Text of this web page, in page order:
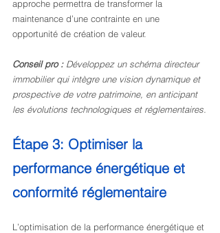
approche permettra de transformer la
maintenance d’une contrainte en une
opportunité de création de valeur.
Conseil pro : Développez un schéma directeur
immobilier qui intègre une vision dynamique et
prospective de votre patrimoine, en anticipant
les évolutions technologiques et réglementaires.
Étape 3: Optimiser la
performance énergétique et
conformité réglementaire
L’optimisation de la performance énergétique et